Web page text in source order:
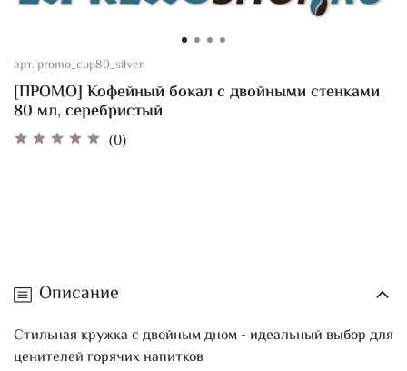
арт.promo_cup80_silver
[ПРОМО] Кофейный бокал с двойными стенками
80 мл, серебристый
(0)
Описание
Стильная кружка с двойным дном - идеальный выбор для
ценителей горячих напитков